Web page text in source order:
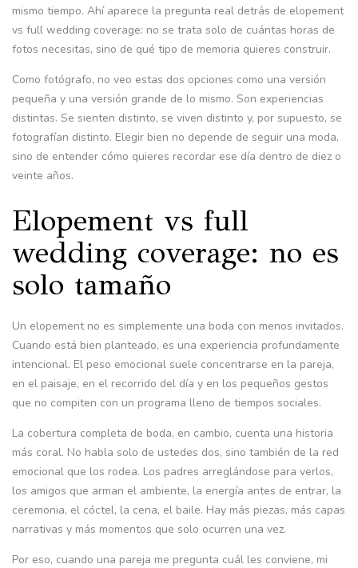
mismo tiempo. Ahí aparece la pregunta real detrás de elopement
vs full wedding coverage: no se trata solo de cuántas horas de
fotos necesitas, sino de qué tipo de memoria quieres construir.
Como fotógrafo, no veo estas dos opciones como una versión
pequeña y una versión grande de lo mismo. Son experiencias
distintas. Se sienten distinto, se viven distinto y, por supuesto, se
fotografían distinto. Elegir bien no depende de seguir una moda,
sino de entender cómo quieres recordar ese día dentro de diez o
veinte años.
Elopement vs full
wedding coverage: no es
solo tamaño
Un elopement no es simplemente una boda con menos invitados.
Cuando está bien planteado, es una experiencia profundamente
intencional. El peso emocional suele concentrarse en la pareja,
en el paisaje, en el recorrido del día y en los pequeños gestos
que no compiten con un programa lleno de tiempos sociales.
La cobertura completa de boda, en cambio, cuenta una historia
más coral. No habla solo de ustedes dos, sino también de la red
emocional que los rodea. Los padres arreglándose para verlos,
los amigos que arman el ambiente, la energía antes de entrar, la
ceremonia, el cóctel, la cena, el baile. Hay más piezas, más capas
narrativas y más momentos que solo ocurren una vez.
Por eso, cuando una pareja me pregunta cuál les conviene, mi